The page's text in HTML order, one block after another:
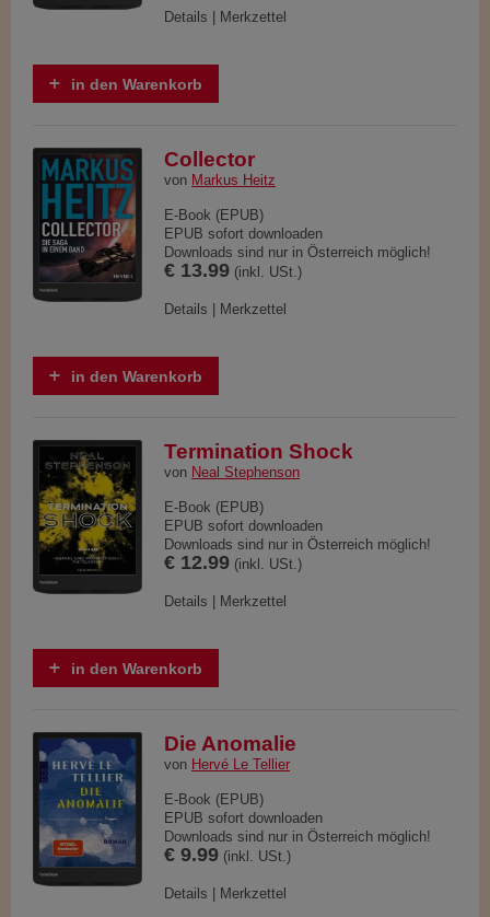
Details Merkzettel
in den Warenkorb
Collector
von Markus Heitz
E-Book (EPUB)
EPUB sofort downloaden
Downloads sind nur in Österreich möglich!
€ 13.99 (inkl. USt.)
Details Merkzettel
in den Warenkorb
Termination Shock
von Neal Stephenson
E-Book (EPUB)
EPUB sofort downloaden
Downloads sind nur in Österreich möglich!
€ 12.99 (inkl. USt.)
Details Merkzettel
in den Warenkorb
Die Anomalie
von Hervé Le Tellier
E-Book (EPUB)
EPUB sofort downloaden
Downloads sind nur in Österreich möglich!
€ 9.99 (inkl. USt.)
Details Merkzettel